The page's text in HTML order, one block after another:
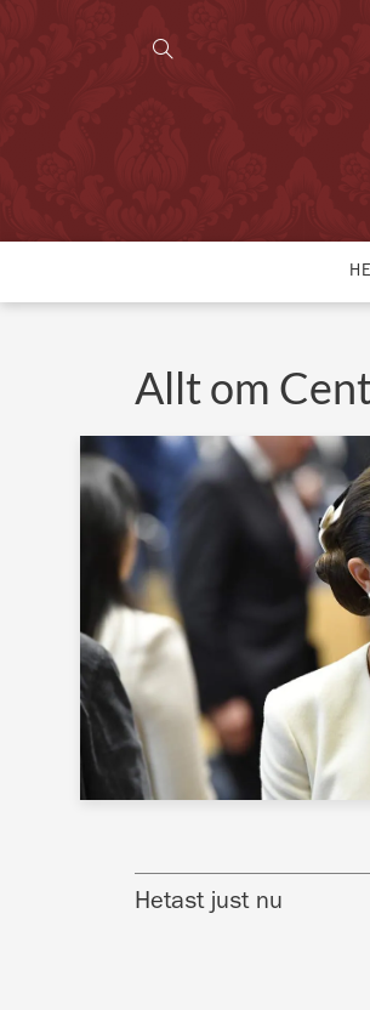
Allt om
Hetast just nu